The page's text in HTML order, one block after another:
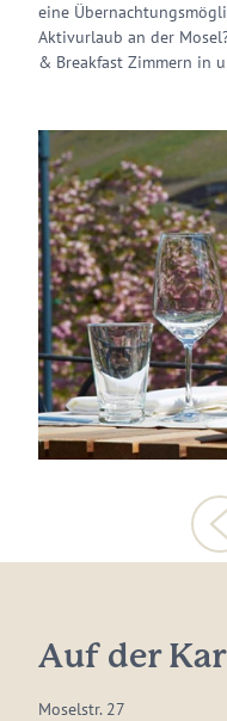
eine
Aktivurlaub an der
& Breakfast Zimmern in
Auf der
Moselstr. 27